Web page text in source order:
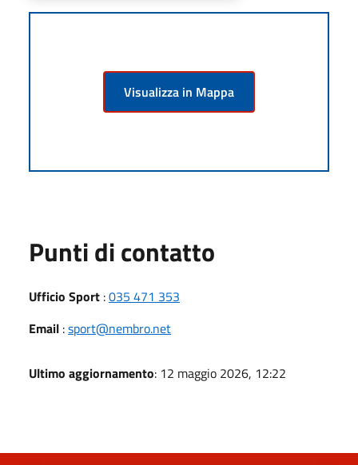
Visualizza in Mappa
Punti di contatto
Ufficio Sport :035 471 353
Email :sport@nembro.net
Ultimo aggiornamento: 12 maggio 2026, 12:22